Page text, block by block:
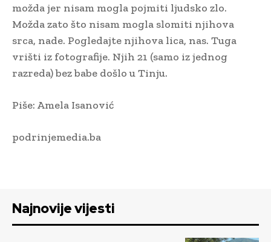
možda jer nisam mogla pojmiti ljudsko zlo.
Možda zato što nisam mogla slomiti njihova
srca, nade. Pogledajte njihova lica, nas. Tuga
vrišti iz fotografije. Njih 21 (samo iz jednog
razreda) bez babe došlo u Tinju.
Piše: Amela Isanović
podrinjemedia.ba
Najnovije vijesti